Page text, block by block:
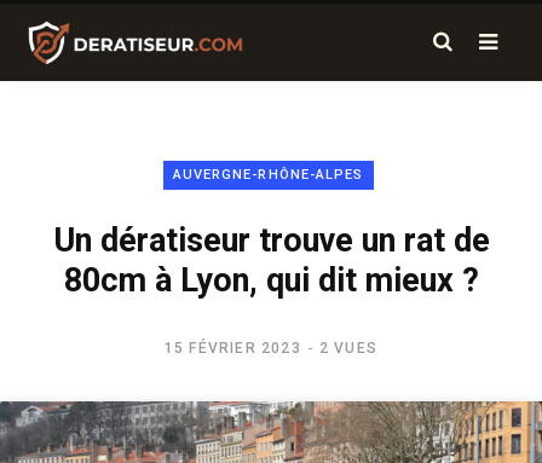
AUVERGNE-RHÔNE-ALPES
Un dératiseur trouve un rat de
80cm à Lyon, qui dit mieux ?
15 FÉVRIER 2023 2 VUES